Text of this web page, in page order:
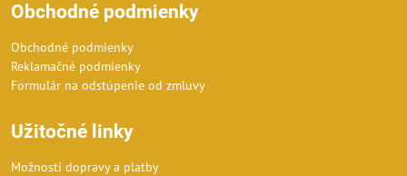
Obchodné podmienky
Obchodné podmienky
Reklamačné podmienky
Formulár na odstúpenie od zmluvy
Užitočné linky
Možnosti dopravy a platby